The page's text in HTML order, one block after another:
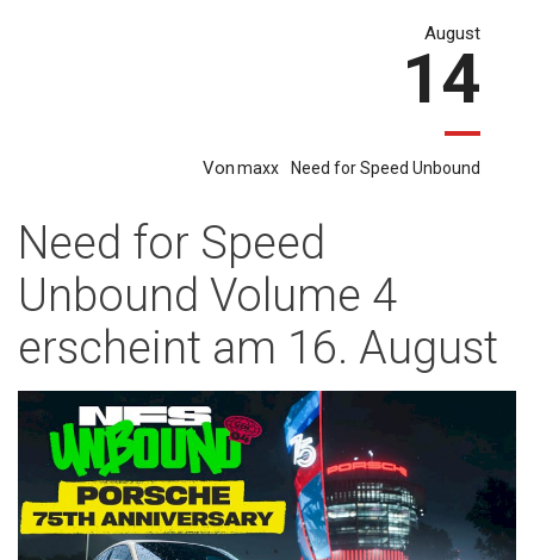
August
14
Vonmaxx Need for Speed Unbound
Need for Speed
Unbound Volume 4
erscheint am 16. August